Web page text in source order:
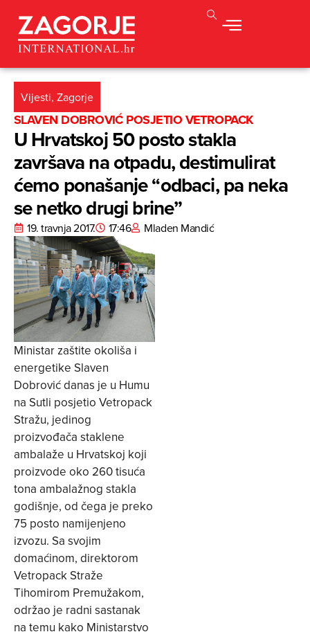
Vijesti, Zagorje
SLAVEN DOBROVIĆ POSJETIO VETROPACK
U Hrvatskoj 50 posto stakla
završava na otpadu, destimulirat
ćemo ponašanje “odbaci, pa neka
se netko drugi brine”
19. travnja 2017. 17:46 Mladen Mandić
Ministar zaštite okoliša i
energetike Slaven
Dobrović danas je u Humu
na Sutli posjetio Vetropack
Stražu, jedinog
proizvođača staklene
ambalaže u Hrvatskoj koji
proizvode oko 260 tisuća
tona ambalažnog stakla
godišnje, od čega je preko
75 posto namijenjeno
izvozu. Sa svojim
domaćinom, direktorom
Vetropack Straže
Tihomirom Premužakom,
održao je radni sastanak
na temu kako Ministarstvo